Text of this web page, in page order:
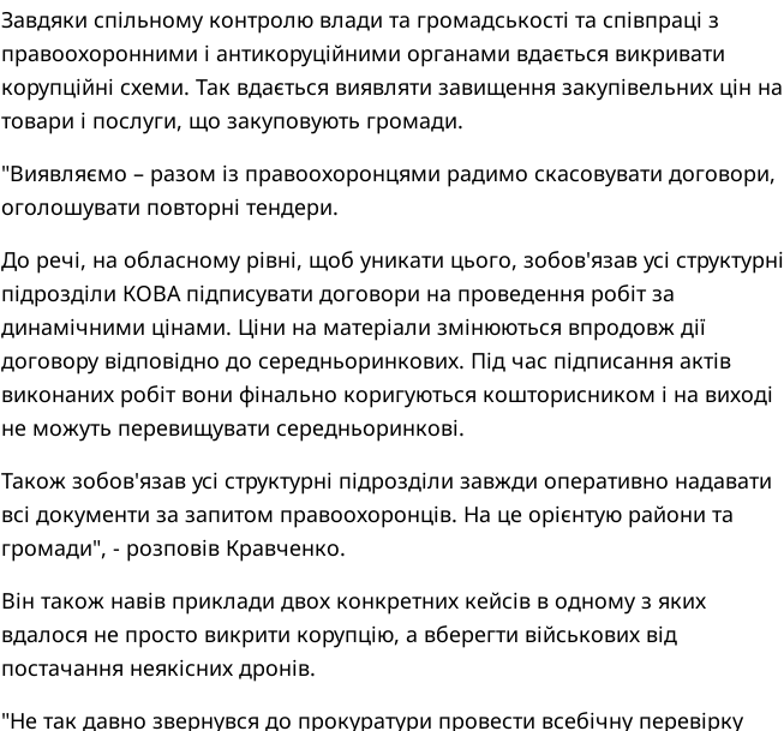
Завдяки спільному контролю влади та громадськості та співпраці з
правоохоронними і антикоруційними органами вдається викривати
корупційні схеми. Так вдається виявляти завищення закупівельних цін на
товари і послуги, що закуповують громади.
"Виявляємо – разом із правоохоронцями радимо скасовувати договори,
оголошувати повторні тендери.
До речі, на обласному рівні, щоб уникати цього, зобов'язав усі структурні
підрозділи КОВА підписувати договори на проведення робіт за
динамічними цінами. Ціни на матеріали змінюються впродовж дії
договору відповідно до середньоринкових. Під час підписання актів
виконаних робіт вони фінально коригуються кошторисником і на виході
не можуть перевищувати середньоринкові.
Також зобов'язав усі структурні підрозділи завжди оперативно надавати
всі документи за запитом правоохоронців. На це орієнтую райони та
громади", - розповів Кравченко.
Він також навів приклади двох конкретних кейсів в одному з яких
вдалося не просто викрити корупцію, а вберегти військових від
постачання неякісних дронів.
"Не так давно звернувся до прокуратури провести всебічну перевірку